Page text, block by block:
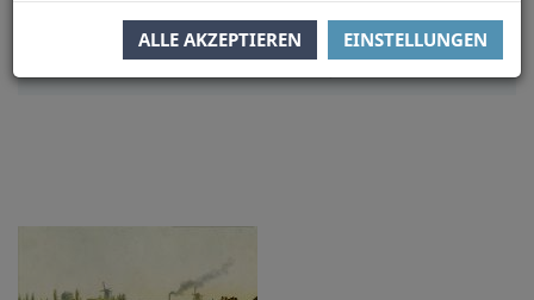
ALLE AKZEPTIEREN EINSTELLUNGEN
SORTIERUNG: AUTOREN